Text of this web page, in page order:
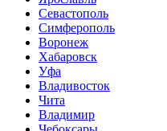
Севастополь
Симферополь
Воронеж
Хабаровск
Уфа
Владивосток
Чита
Владимир